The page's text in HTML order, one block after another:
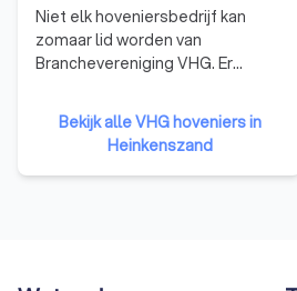
Niet elk hoveniersbedrijf kan
zomaar lid worden van
Branchevereniging VHG. Er
toelatingseisen. Die waarborgen
dat elk VHG-lid een echte
groenprofessional is. U kunt
zorgeloos genieten,
Bekijk alle VHG hoveniers in
Heinkenszand